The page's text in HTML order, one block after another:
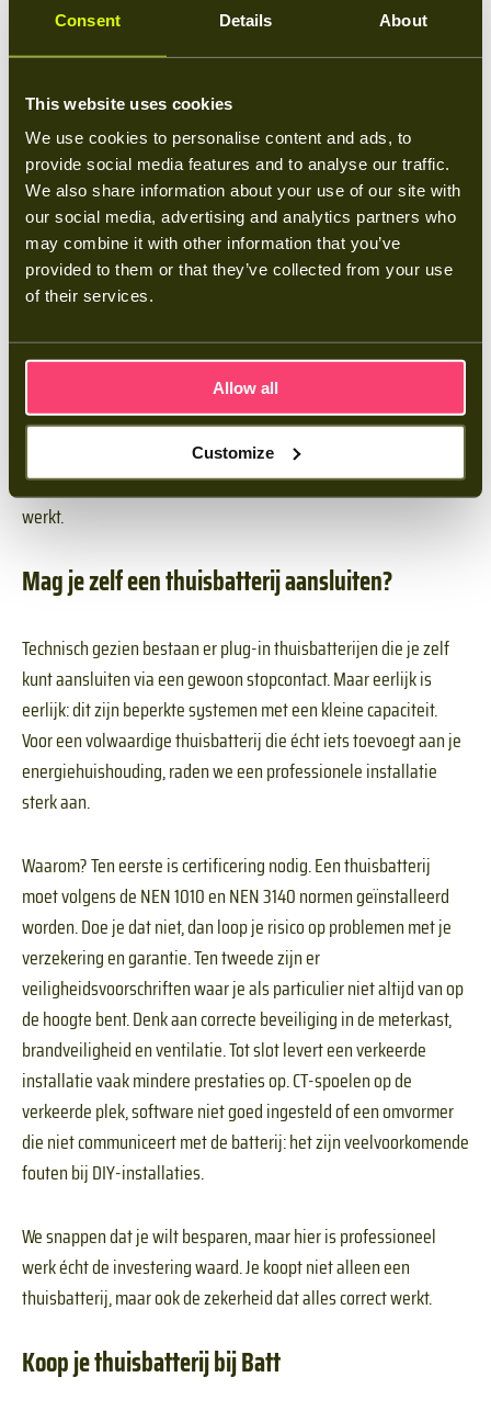
Consent Details About
This website uses cookies
We use cookies to personalise content and ads, to
provide social media features and to analyse our traffic.
We also share information about your use of our site with
our social media, advertising and analytics partners who
may combine it with other information that you’ve
provided to them or that they’ve collected from your use
of their services.
Allow all
Customize
met een hybride omvormer, dan kan de thuisbatterij hier vaak
direct op aangesloten worden. Heb je een standaard omvormer
batterij-omvormerdie de communicatie tussen je meterkast en
de batterij regelt.
Die communicatie is cruciaal. De CT-spoelen meten continu
hoeveel stroom je verbruikt en hoeveel je terugkoopt of
verkoopt. Op basis van die informatie stuurt de batterij zichzelf
slim aan. Laadt hij op uit je zonnepanelen? Koopt hij goedkope
aan je huis op het moment dat de stroomprijs hoog is? Dat
gebeurt allemaal automatisch, maar dan moet het wel correct
geïnstalleerd zijn. Daarom werken we volgens de NEN 1010-
norm en zorgen onze installateurs dat alle software perfect is
geconfigureerd. Zo weet je zeker dat alles veilig en efficiënt
werkt.
Mag je zelf een thuisbatterij aansluiten?
Technisch gezien bestaan er plug-in thuisbatterijen die je zelf
kunt aansluiten via een gewoon stopcontact. Maar eerlijk is
eerlijk: dit zijn beperkte systemen met een kleine capaciteit.
Voor een volwaardige thuisbatterij die écht iets toevoegt aan je
energiehuishouding, raden we een professionele installatie
sterk aan.
Waarom? Ten eerste is certificering nodig. Een thuisbatterij
moet volgens de NEN 1010 en NEN 3140 normen geïnstalleerd
worden. Doe je dat niet, dan loop je risico op problemen met je
verzekering en garantie. Ten tweede zijn er
veiligheidsvoorschriften waar je als particulier niet altijd van op
de hoogte bent. Denk aan correcte beveiliging in de meterkast,
brandveiligheid en ventilatie. Tot slot levert een verkeerde
installatie vaak mindere prestaties op. CT-spoelen op de
verkeerde plek, software niet goed ingesteld of een omvormer
die niet communiceert met de batterij: het zijn veelvoorkomende
fouten bij DIY-installaties.
We snappen dat je wilt besparen, maar hier is professioneel
werk écht de investering waard. Je koopt niet alleen een
thuisbatterij, maar ook de zekerheid dat alles correct werkt.
Koop je thuisbatterij bij Batt